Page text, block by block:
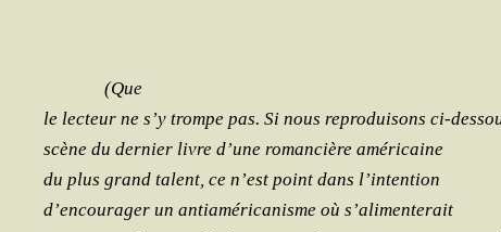
(Que
le lec­teur ne s’y trompe pas. Si nous repro­dui­sons ci-
scène du der­nier livre d’une roman­cière américaine
du plus grand talent, ce n’est point dans l’intention
d’encourager un anti­amé­ri­ca­nisme où s’alimenterait